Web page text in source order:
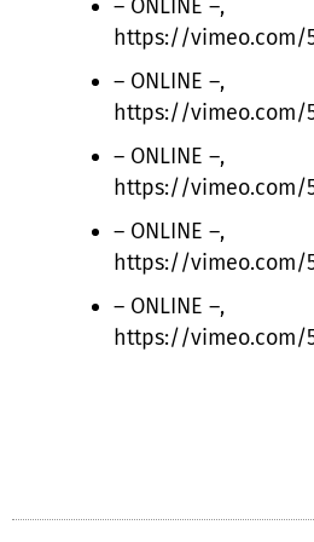
– ONLINE –,
https://vimeo.com/
– ONLINE –,
https://vimeo.com/
– ONLINE –,
https://vimeo.com/
– ONLINE –,
https://vimeo.com/
– ONLINE –,
https://vimeo.com/